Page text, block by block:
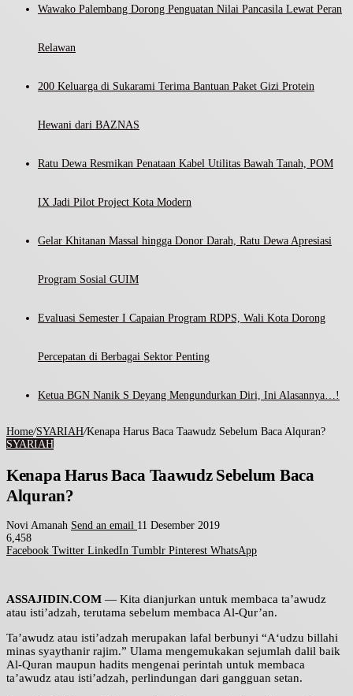
Wawako Palembang Dorong Penguatan Nilai Pancasila Lewat Peran
Relawan
200 Keluarga di Sukarami Terima Bantuan Paket Gizi Protein
Hewani dari BAZNAS
Ratu Dewa Resmikan Penataan Kabel Utilitas Bawah Tanah, POM
IX Jadi Pilot Project Kota Modern
Gelar Khitanan Massal hingga Donor Darah, Ratu Dewa Apresiasi
Program Sosial GUIM
Evaluasi Semester I Capaian Program RDPS, Wali Kota Dorong
Percepatan di Berbagai Sektor Penting
Ketua BGN Nanik S Deyang Mengundurkan Diri, Ini Alasannya…!
Home/SYARIAH/Kenapa Harus Baca Taawudz Sebelum Baca Alquran?
SYARIAH
Kenapa Harus Baca Taawudz Sebelum Baca
Alquran?
Novi Amanah Send an email 11 Desember 2019
6,458
Facebook Twitter LinkedIn Tumblr Pinterest WhatsApp
ASSAJIDIN.COM — Kita dianjurkan untuk membaca ta’awudz
atau isti’adzah, terutama sebelum membaca Al-Qur’an.
Ta’awudz atau isti’adzah merupakan lafal berbunyi “A‘udzu billahi
minas syaythanir rajim.” Ulama mengemukakan sejumlah dalil baik
Al-Quran maupun hadits mengenai perintah untuk membaca
ta’awudz atau isti’adzah, perlindungan dari gangguan setan.